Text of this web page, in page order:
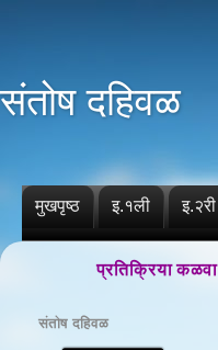
संतोष दहिवळ
मुखपृष्ठ इ.१ली इ.२री
प्रतिक्रिया कळवा
संतोष दहिवळ